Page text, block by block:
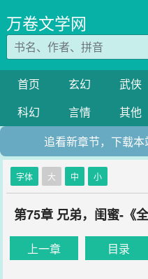
万卷文学网
首页 玄幻 武侠
科幻
言情 其他
追看新章节，下载
字体 大 中 小
第75章 兄弟，闺蜜-《
上一章 目录